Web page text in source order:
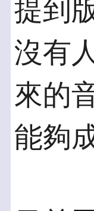
提到
沒有
來的
能夠